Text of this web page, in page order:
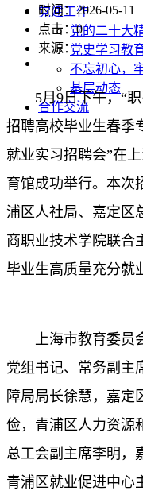
党建工作
党的二十大
党史学习教
不忘初心，
基层动态
合作交流
时间：2026-05-11
点击：0
来源：
5月9 日下午，“
招聘高校毕业生春季
就业实习招聘会”在
育馆成功举行。本次
浦区人社局、嘉定区
商职业技术学院联合
毕业生高质量充分就
上海市教育委
党组书记、常务副主
障局局长徐慧，嘉定
俭，青浦区人力资源
总工会副主席李明，
青浦区就业促进中心